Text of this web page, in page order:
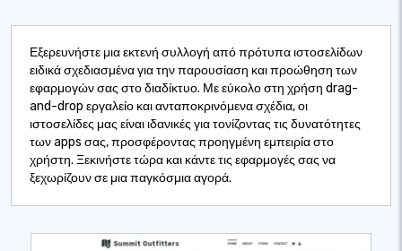
Εξερευνήστε μια εκτενή συλλογή από πρότυπα ιστοσελίδων
ειδικά σχεδιασμένα για την παρουσίαση και προώθηση των
εφαρμογών σας στο διαδίκτυο. Με εύκολο στη χρήση drag-
and-drop εργαλείο και ανταποκρινόμενα σχέδια, οι
ιστοσελίδες μας είναι ιδανικές για τονίζοντας τις δυνατότητες
των apps σας, προσφέροντας προηγμένη εμπειρία στο
χρήστη. Ξεκινήστε τώρα και κάντε τις εφαρμογές σας να
ξεχωρίζουν σε μια παγκόσμια αγορά.